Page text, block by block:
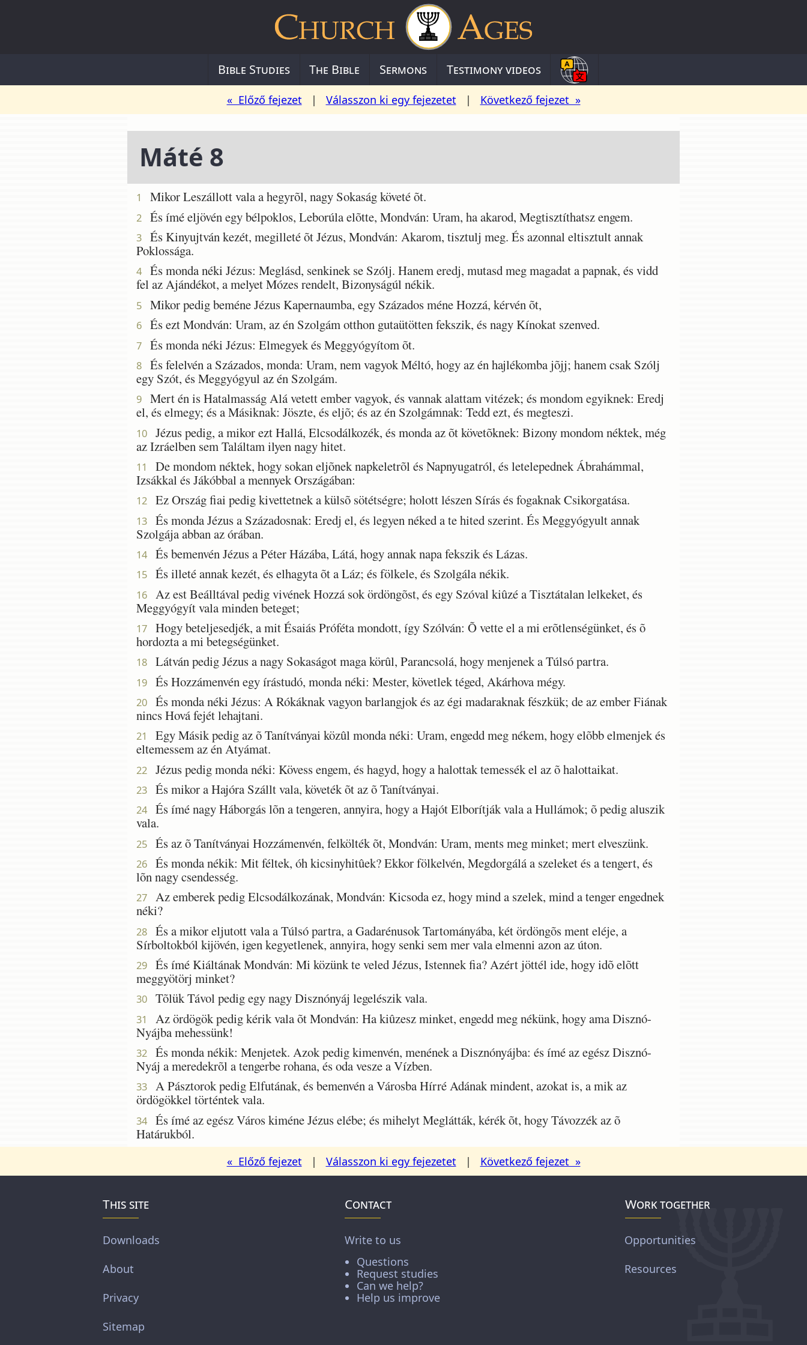
Bible Studies The Bible Sermons Testimony videos
« Előző fejezet | Válasszon ki egy fejezetet | Következő fejezet »
Máté 8
1 Mikor Leszállott vala a hegyrõl, nagy Sokaság követé õt.
2 És ímé eljövén egy bélpoklos, Leborúla elõtte, Mondván: Uram, ha akarod, Megtisztíthatsz engem.
3
És Kinyujtván kezét, megilleté õt Jézus, Mondván: Akarom, tisztulj meg. És azonnal eltisztult annak
Poklossága.
4
És monda néki Jézus: Meglásd, senkinek se Szólj. Hanem eredj, mutasd meg magadat a papnak, és vidd
fel az Ajándékot, a melyet Mózes rendelt, Bizonyságúl nékik.
5 Mikor pedig beméne Jézus Kapernaumba, egy Százados méne Hozzá, kérvén õt,
6 És ezt Mondván: Uram, az én Szolgám otthon gutaütötten fekszik, és nagy Kínokat szenved.
7 És monda néki Jézus: Elmegyek és Meggyógyítom õt.
8
És felelvén a Százados, monda: Uram, nem vagyok Méltó, hogy az én hajlékomba jõjj; hanem csak Szólj
egy Szót, és Meggyógyul az én Szolgám.
9
Mert én is Hatalmasság Alá vetett ember vagyok, és vannak alattam vitézek; és mondom egyiknek: Eredj
el, és elmegy; és a Másiknak: Jöszte, és eljõ; és az én Szolgámnak: Tedd ezt, és megteszi.
10
Jézus pedig, a mikor ezt Hallá, Elcsodálkozék, és monda az õt követõknek: Bizony mondom néktek, még
az Izráelben sem Találtam ilyen nagy hitet.
11
De mondom néktek, hogy sokan eljõnek napkeletrõl és Napnyugatról, és letelepednek Ábrahámmal,
Izsákkal és Jákóbbal a mennyek Országában:
12 Ez Ország fiai pedig kivettetnek a külsõ sötétségre; holott lészen Sírás és fogaknak Csikorgatása.
13
És monda Jézus a Századosnak: Eredj el, és legyen néked a te hited szerint. És Meggyógyult annak
Szolgája abban az órában.
14 És bemenvén Jézus a Péter Házába, Látá, hogy annak napa fekszik és Lázas.
15 És illeté annak kezét, és elhagyta õt a Láz; és fölkele, és Szolgála nékik.
16
Az est Beálltával pedig vivének Hozzá sok ördöngõst, és egy Szóval kiûzé a Tisztátalan lelkeket, és
Meggyógyít vala minden beteget;
17
Hogy beteljesedjék, a mit Ésaiás Próféta mondott, így Szólván: Õ vette el a mi erõtlenségünket, és õ
hordozta a mi betegségünket.
18 Látván pedig Jézus a nagy Sokaságot maga körûl, Parancsolá, hogy menjenek a Túlsó partra.
19 És Hozzámenvén egy írástudó, monda néki: Mester, követlek téged, Akárhova mégy.
20
És monda néki Jézus: A Rókáknak vagyon barlangjok és az égi madaraknak fészkük; de az ember Fiának
nincs Hová fejét lehajtani.
21
Egy Másik pedig az õ Tanítványai közûl monda néki: Uram, engedd meg nékem, hogy elõbb elmenjek és
eltemessem az én Atyámat.
22 Jézus pedig monda néki: Kövess engem, és hagyd, hogy a halottak temessék el az õ halottaikat.
23 És mikor a Hajóra Szállt vala, követék õt az õ Tanítványai.
24
És ímé nagy Háborgás lõn a tengeren, annyira, hogy a Hajót Elborítják vala a Hullámok; õ pedig aluszik
vala.
25 És az õ Tanítványai Hozzámenvén, felkölték õt, Mondván: Uram, ments meg minket; mert elveszünk.
26
És monda nékik: Mit féltek, óh kicsinyhitûek? Ekkor fölkelvén, Megdorgálá a szeleket és a tengert, és
lõn nagy csendesség.
27
Az emberek pedig Elcsodálkozának, Mondván: Kicsoda ez, hogy mind a szelek, mind a tenger engednek
néki?
28
És a mikor eljutott vala a Túlsó partra, a Gadarénusok Tartományába, két ördöngõs ment eléje, a
Sírboltokból kijövén, igen kegyetlenek, annyira, hogy senki sem mer vala elmenni azon az úton.
29
És ímé Kiáltának Mondván: Mi közünk te veled Jézus, Istennek fia? Azért jöttél ide, hogy idõ elõtt
meggyötörj minket?
30 Tõlük Távol pedig egy nagy Disznónyáj legelészik vala.
31
Az ördögök pedig kérik vala õt Mondván: Ha kiûzesz minket, engedd meg nékünk, hogy ama Disznó-
Nyájba mehessünk!
32
És monda nékik: Menjetek. Azok pedig kimenvén, menének a Disznónyájba: és ímé az egész Disznó-
Nyáj a meredekrõl a tengerbe rohana, és oda vesze a Vízben.
33
A Pásztorok pedig Elfutának, és bemenvén a Városba Hírré Adának mindent, azokat is, a mik az
ördögökkel történtek vala.
34
És ímé az egész Város kiméne Jézus elébe; és mihelyt Meglátták, kérék õt, hogy Távozzék az õ
Határukból.
« Előző fejezet | Válasszon ki egy fejezetet | Következő fejezet »
This site
Downloads
About
Privacy
Sitemap
Contact
Write to us
Questions
Request studies
Can we help?
Help us improve
Work together
Opportunities
Resources